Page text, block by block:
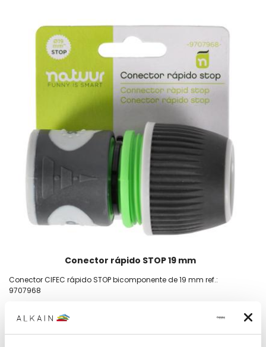
Conector rápido STOP 19 mm
Conector CIFEC rápido STOP bicomponente de 19 mm ref.:
9707968